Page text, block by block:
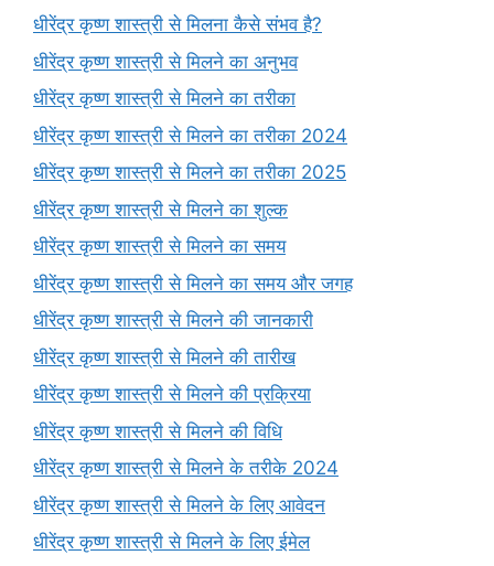
धीरेंद्र कृष्ण शास्त्री से मिलना कैसे संभव है?
धीरेंद्र कृष्ण शास्त्री से मिलने का अनुभव
धीरेंद्र कृष्ण शास्त्री से मिलने का तरीका
धीरेंद्र कृष्ण शास्त्री से मिलने का तरीका 2024
धीरेंद्र कृष्ण शास्त्री से मिलने का तरीका 2025
धीरेंद्र कृष्ण शास्त्री से मिलने का शुल्क
धीरेंद्र कृष्ण शास्त्री से मिलने का समय
धीरेंद्र कृष्ण शास्त्री से मिलने का समय और जगह
धीरेंद्र कृष्ण शास्त्री से मिलने की जानकारी
धीरेंद्र कृष्ण शास्त्री से मिलने की तारीख
धीरेंद्र कृष्ण शास्त्री से मिलने की प्रक्रिया
धीरेंद्र कृष्ण शास्त्री से मिलने की विधि
धीरेंद्र कृष्ण शास्त्री से मिलने के तरीके 2024
धीरेंद्र कृष्ण शास्त्री से मिलने के लिए आवेदन
धीरेंद्र कृष्ण शास्त्री से मिलने के लिए ईमेल